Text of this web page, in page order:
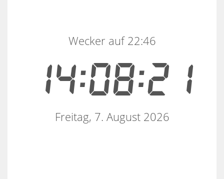
14:08:21
Wecker auf 22:46
Freitag, 7. August 2026